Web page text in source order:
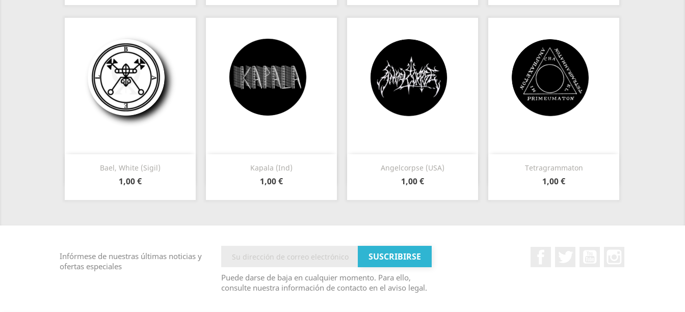
Bael, White (Sigil)
1,00 €
Vista rápida Kapala (Ind)
1,00 €
Vista rápida Angelcorpse (USA)
1,00 €
 Vista rápida Tetragrammaton
1,00 €
 Vista rápida
Infórmese de nuestras últimas noticias y
ofertas especiales
Puede darse de baja en cualquier momento. Para ello,
consulte nuestra información de contacto en el aviso legal.